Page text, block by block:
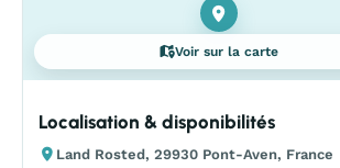
Voir sur la carte
Localisation & disponibilités
Land Rosted, 29930 Pont-Aven, France